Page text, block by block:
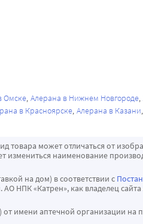
Омске Алерана в Нижнем Новгороде
в Красноярске Алерана в Казани
товара может отличаться от
наименование
на дом) в соответствии с
НПК «Катрен», как владелец сайта
имени аптечной организации на